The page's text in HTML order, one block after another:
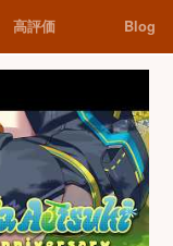
高評価 Blog